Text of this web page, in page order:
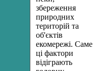
збереження
природних
територій та
об'єктів
екомережі. Саме
ці фактори
відіграють